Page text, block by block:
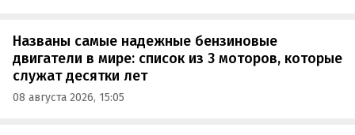
Названы самые надежные бензиновые
двигатели в мире: список из 3 моторов, которые
служат десятки лет
08 августа 2026, 15:05